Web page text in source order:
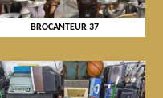
BROCANTEUR 37